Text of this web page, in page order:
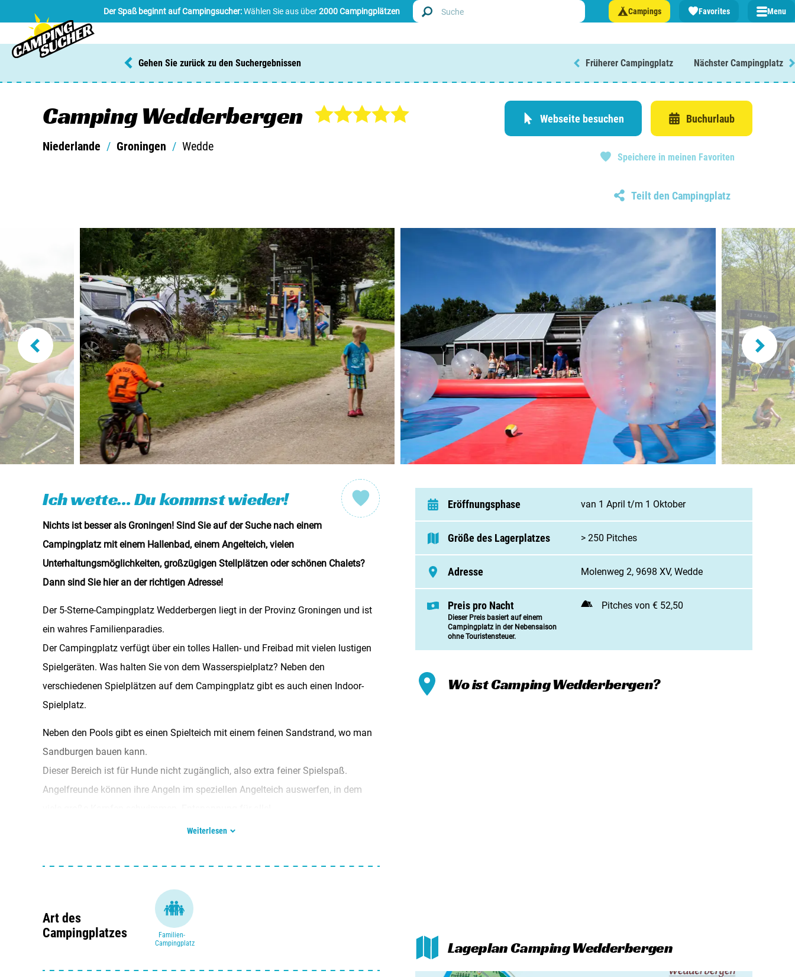
Der Spaß beginnt auf Campingsucher:Wählen Sie aus über2000 Campingplätzen Campings Favorites Menu
Niederlande
Belgien
Niederlande
Belgien
Luxemburg
Frankreich
Schweiz
Nachrichten / Blog
Über Campingsucher
Häufig gestellte Fragen
Meinen Campingplatz anmelden
Zusammenarbeit / Werbung
Gehen Sie zurück zu den Suchergebnissen Früherer Campingplatz Nächster Campingplatz
Camping Wedderbergen
Niederlande / Groningen / Wedde
Webseite besuchen Buchurlaub
Speichere in meinen Favoriten
Teilt den Campingplatz
Ich wette... Du kommst wieder!
Nichts ist besser als Groningen! Sind Sie auf der Suche nach einem
Campingplatz mit einem Hallenbad, einem Angelteich, vielen
Unterhaltungsmöglichkeiten, großzügigen Stellplätzen oder schönen Chalets?
Dann sind Sie hier an der richtigen Adresse!
Der 5-Sterne-Campingplatz Wedderbergen liegt in der Provinz Groningen und ist
ein wahres Familienparadies.
Der Campingplatz verfügt über ein tolles Hallen- und Freibad mit vielen lustigen
Spielgeräten. Was halten Sie von dem Wasserspielplatz? Neben den
verschiedenen Spielplätzen auf dem Campingplatz gibt es auch einen Indoor-
Spielplatz.
Neben den Pools gibt es einen Spielteich mit einem feinen Sandstrand, wo man
Sandburgen bauen kann.
Dieser Bereich ist für Hunde nicht zugänglich, also extra feiner Spielspaß.
Angelfreunde können ihre Angeln im speziellen Angelteich auswerfen, in dem
Derzeit werden die gastronomischen Einrichtungen auf dem Campingplatz de
Weiterlesen
Art des
Campingplatzes
Familien-
Campingplatz
Eröffnungsphase van 1 April t/m 1 Oktober
Größe des Lagerplatzes > 250 Pitches
Adresse Molenweg 2, 9698 XV, Wedde
Preis pro Nacht
Dieser Preis basiert auf einem
Campingplatz in der Nebensaison
ohne Touristensteuer.
Pitches von € 52,50
Wo ist Camping Wedderbergen?
Lageplan Camping Wedderbergen